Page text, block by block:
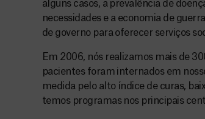
alguns casos, a prevalência de
necessidades e a economia de
de governo para oferecer serviços
Em 2006, nós realizamos mais de
pacientes foram internados em
medida pelo alto índice de curas,
temos programas nos principais